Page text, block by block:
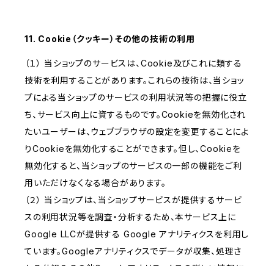
11. Cookie（クッキー）その他の技術の利用
（１） 当ショップのサービスは、Cookie及びこれに類する
技術を利用することがあります。これらの技術は、当ショッ
プによる当ショップのサービスの利用状況等の把握に役立
ち、サービス向上に資するものです。Cookieを無効化され
たいユーザーは、ウェブブラウザの設定を変更することによ
りCookieを無効化することができます。但し、Cookieを
無効化すると、当ショップのサービスの一部の機能をご利
用いただけなくなる場合があります。
（２） 当ショップは、当ショップサービスが提供するサービ
スの利用状況等を調査・分析するため、本サービス上に
Google LLCが提供する Google アナリティクスを利用し
ています。Googleアナリティクスでデータが収集、処理さ